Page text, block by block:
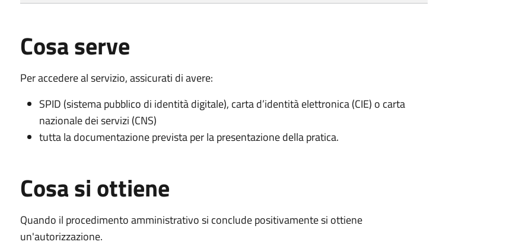
Cosa serve
Per accedere al servizio, assicurati di avere:
SPID (sistema pubblico di identità digitale), carta d’identità elettronica (CIE) o carta
nazionale dei servizi (CNS)
tutta la documentazione prevista per la presentazione della pratica.
Cosa si ottiene
Quando il procedimento amministrativo si conclude positivamente si ottiene
un'autorizzazione.